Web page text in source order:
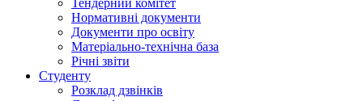
Тендерний комітет
Нормативні документи
Документи про освіту
Матеріально-технічна база
Річні звіти
Студенту
Розклад дзвінків